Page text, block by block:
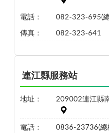
電話： 082-323-695(
傳真： 082-323-641
連江縣服務站
地址： 209002連江縣
電話： 0836-23736(總